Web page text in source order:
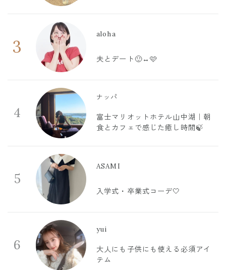
3
aloha
夫とデート🙂‍↔️🩷
4
ナッパ
富士マリオットホテル山中湖｜朝
食とカフェで感じた癒し時間🍃
5
ASAMI
入学式・卒業式コーデ🤍
6
yui
大人にも子供にも使える必須アイ
テム